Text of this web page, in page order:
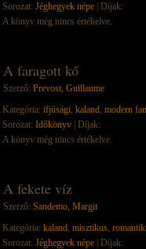
Sorozat: Jéghegyek népe| Díjak:
A könyv még nincs értékelve.
A faragott kő
Szerző: Prevost, Guillaume
Kategória: ifjúsági, kaland, modern
Sorozat: Időkönyv| Díjak:
A könyv még nincs értékelve.
A fekete víz
Szerző: Sandemo, Margit
Kategória: kaland, misztikus,
Sorozat: Jéghegyek népe| Díjak: